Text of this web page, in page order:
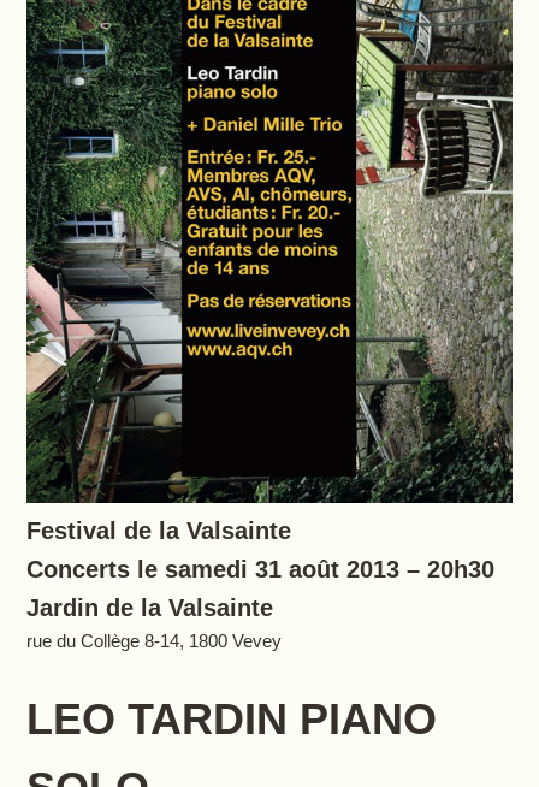
Festival de la Valsainte
Concerts le samedi 31 août 2013 – 20h30
Jardin de la Valsainte
rue du Collège 8-14, 1800 Vevey
LEO TARDIN PIANO